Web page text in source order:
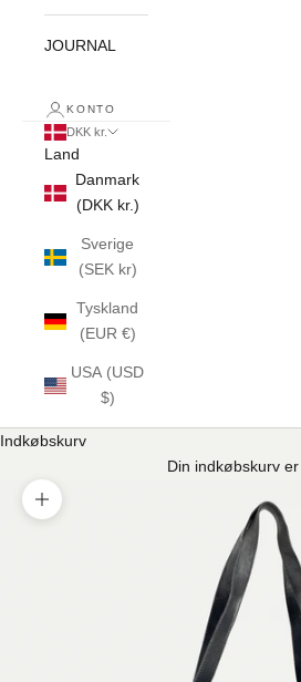
JOURNAL
KONTO
DKK kr.
Land
Danmark
(DKK kr.)
Sverige
(SEK kr)
Tyskland
(EUR €)
USA (USD
$)
Indkøbskurv
Din indkøbskurv
Zoom